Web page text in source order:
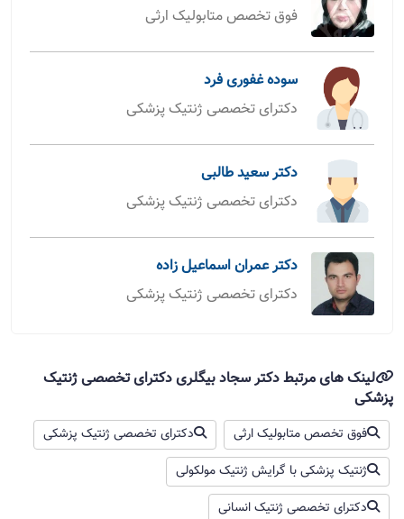
فوق تخصص متابولیک ارثی
سوده غفوری فرد
دکترای تخصصی ژنتیک پزشکی
دکتر سعید طالبی
دکترای تخصصی ژنتیک پزشکی
دکتر عمران اسماعیل زاده
دکترای تخصصی ژنتیک پزشکی
لینک های مرتبط دکتر سجاد بیگلری دکترای تخصصی ژنتیک
پزشکی
فوق تخصص متابولیک ارثی
دکترای تخصصی ژنتیک پزشکی
ژنتیک پزشکی با گرایش ژنتیک مولکولی
دکترای تخصصی ژنتیک انسانی